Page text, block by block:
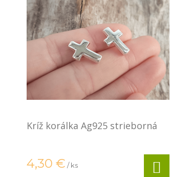
Kríž korálka Ag925 strieborná
4,30 € / ks